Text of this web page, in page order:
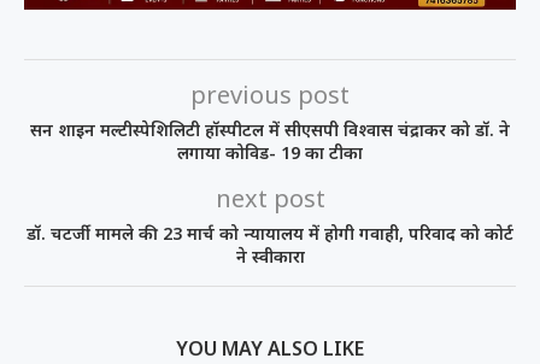
previous post
सन शाइन मल्टीस्पेशिलिटी हॉस्पीटल में सीएसपी विश्वास चंद्राकर को डॉ. ने
लगाया कोविड- 19 का टीका
next post
डॉ. चटर्जी मामले की 23 मार्च को न्यायालय में होगी गवाही, परिवाद को कोर्ट
ने स्वीकारा
YOU MAY ALSO LIKE